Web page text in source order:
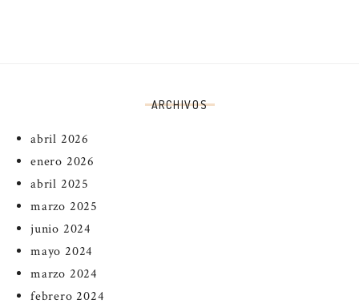
ARCHIVOS
abril 2026
enero 2026
abril 2025
marzo 2025
junio 2024
mayo 2024
marzo 2024
febrero 2024